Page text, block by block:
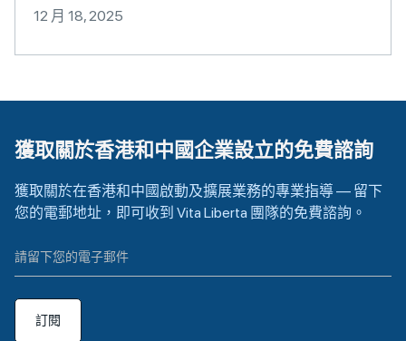
12 月 18, 2025
獲取關於香港和中國企業設立的免費諮詢
獲取關於在香港和中國啟動及擴展業務的專業指導 — 留下
您的電郵地址，即可收到 Vita Liberta 團隊的免費諮詢。
訂閱